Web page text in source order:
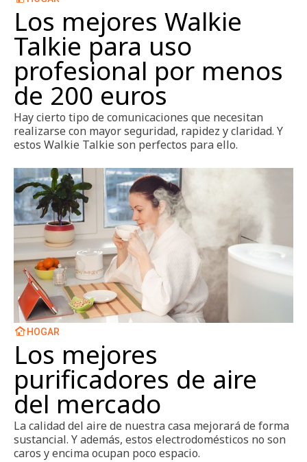
Los mejores Walkie
Talkie para uso
profesional por menos
de 200 euros
Hay cierto tipo de comunicaciones que necesitan
realizarse con mayor seguridad, rapidez y claridad. Y
estos Walkie Talkie son perfectos para ello.
HOGAR
Los mejores
purificadores de aire
del mercado
La calidad del aire de nuestra casa mejorará de forma
sustancial. Y además, estos electrodomésticos no son
caros y encima ocupan poco espacio.